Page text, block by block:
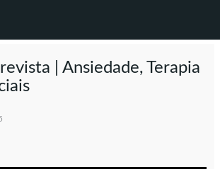
| Ansiedade, Terapia